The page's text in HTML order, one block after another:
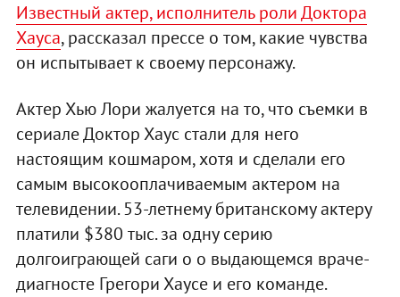
Известный актер, исполнитель роли Доктора
Хауса, рассказал прессе о том, какие чувства
он испытывает к своему персонажу.
Актер Хью Лори жалуется на то, что съемки в
сериале Доктор Хаус стали для него
настоящим кошмаром, хотя и сделали его
самым высокооплачиваемым актером на
телевидении. 53-летнему британскому актеру
платили $380 тыс. за одну серию
долгоиграющей саги о о выдающемся враче-
диагносте Грегори Хаусе и его команде.